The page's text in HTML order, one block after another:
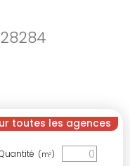
toutes les agences
(m2)